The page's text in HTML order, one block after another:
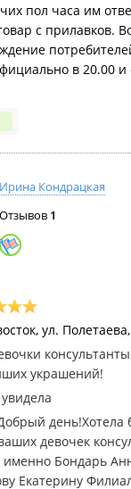
пол часа им
с прилавков.
в 20.00 и
Ирина Кондрацкая
Отзывов 1
ул.
украшений!
день!Хотела
девочек
именно Бондарь
Екатерину